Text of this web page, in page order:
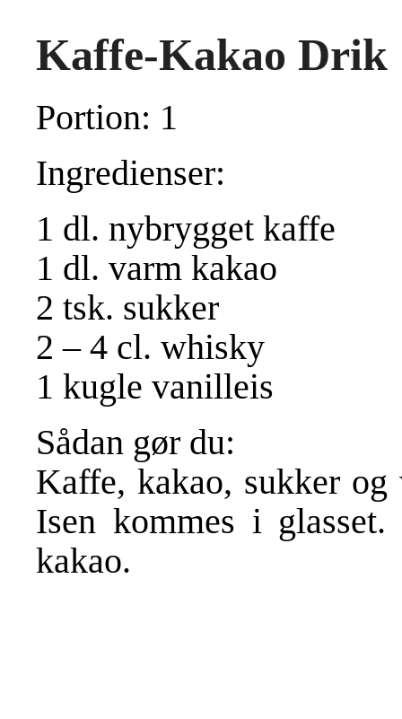
Kaffe-Kakao Drik
Portion: 1
Ingredienser:
1 dl. nybrygget kaffe
1 dl. varm kakao
2 tsk. sukker
2 – 4 cl. whisky
1 kugle vanilleis
Sådan gør du:
Kaffe, kakao, sukker
Isen kommes i
kakao.